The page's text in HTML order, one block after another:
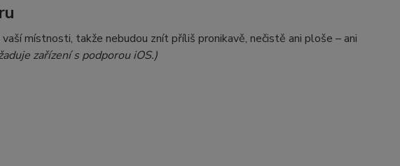
místnosti, takže nebudou znít příliš pronikavě, nečistě ani ploše – ani
zařízení s podporou iOS.)